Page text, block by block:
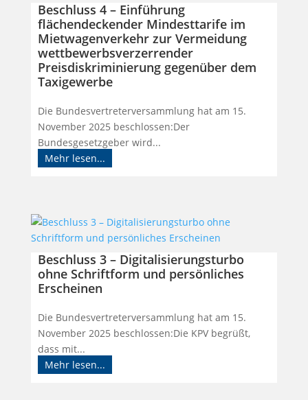
Beschluss 4 – Einführung
flächendeckender Mindesttarife im
Mietwagenverkehr zur Vermeidung
wettbewerbsverzerrender
Preisdiskriminierung gegenüber dem
Taxigewerbe
Die Bundesvertreterversammlung hat am 15.
November 2025 beschlossen:Der
Bundesgesetzgeber wird...
Mehr lesen...
Beschluss 3 – Digitalisierungsturbo
ohne Schriftform und persönliches
Erscheinen
Die Bundesvertreterversammlung hat am 15.
November 2025 beschlossen:Die KPV begrüßt,
dass mit...
Mehr lesen...